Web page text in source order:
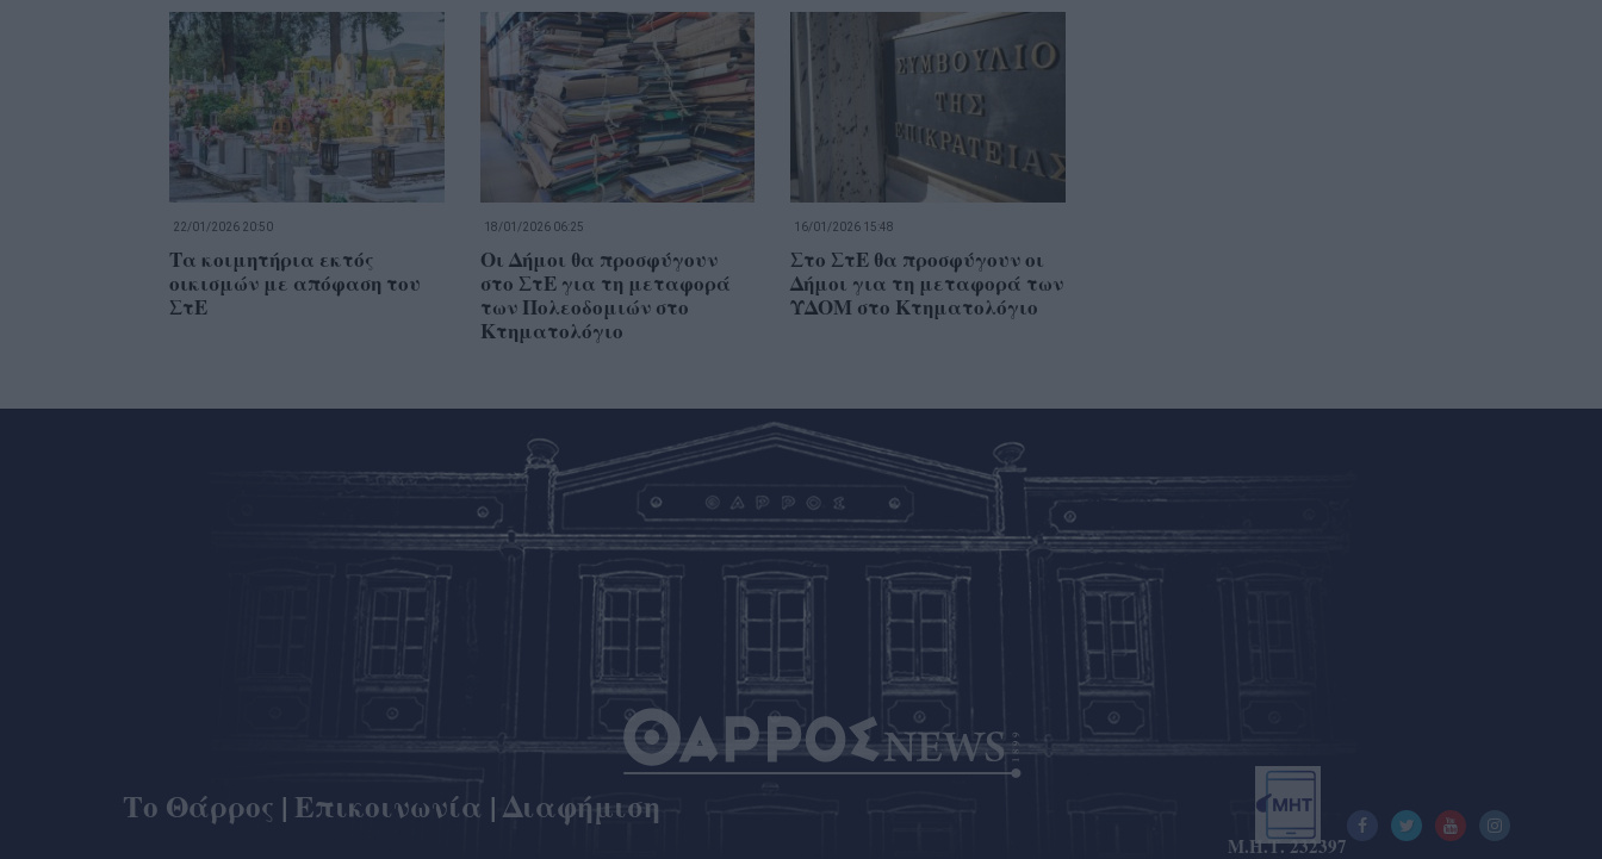
22/01/2026 20:50
Τα κοιμητήρια εκτός
οικισμών με απόφαση του
ΣτΕ
18/01/2026 06:25
Οι Δήμοι θα προσφύγουν
στο ΣτΕ για τη μεταφορά
των Πολεοδομιών στο
Κτηματολόγιο
16/01/2026 15:48
Στο ΣτΕ θα προσφύγουν οι
Δήμοι για τη μεταφορά των
ΥΔΟΜ στο Κτηματολόγιο
Το Θάρρος | Επικοινωνία |Διαφήμιση
Μ.Η.Τ. 232397